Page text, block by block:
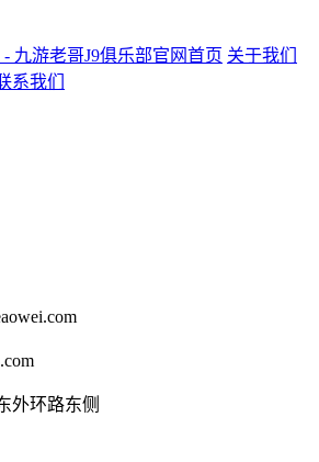
九游老哥J9俱乐部官网首页 关于我们
系我们
外环路东侧